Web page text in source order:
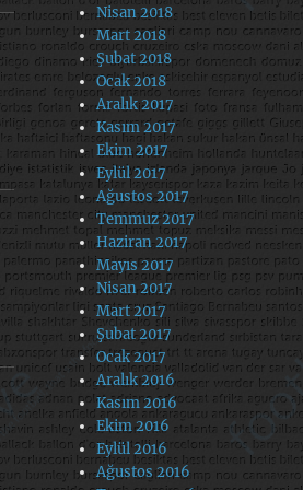
Nisan 2018
Mart 2018
Şubat 2018
Ocak 2018
Aralık 2017
Kasım 2017
Ekim 2017
Eylül 2017
Ağustos 2017
Temmuz 2017
Haziran 2017
Mayıs 2017
Nisan 2017
Mart 2017
Şubat 2017
Ocak 2017
Aralık 2016
Kasım 2016
Ekim 2016
Eylül 2016
Ağustos 2016